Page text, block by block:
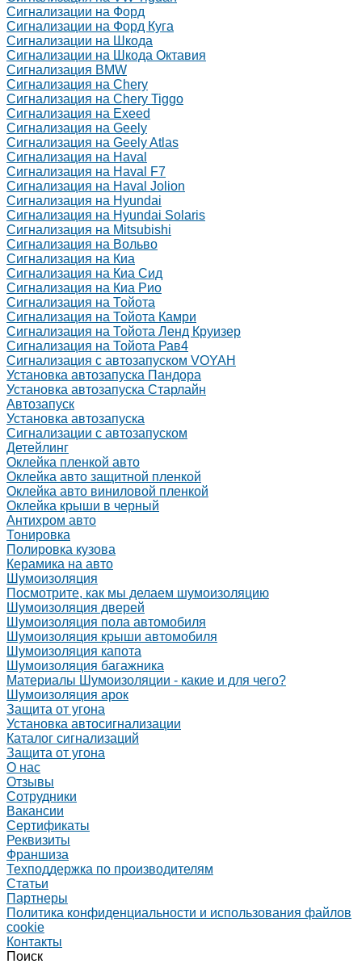
Сигнализации на Форд
Сигнализации на Форд Куга
Сигнализации на Шкода
Сигнализации на Шкода Октавия
Сигнализация BMW
Сигнализация на Chery
Сигнализация на Chery Tiggo
Сигнализация на Exeed
Сигнализация на Geely
Сигнализация на Geely Atlas
Сигнализация на Haval
Сигнализация на Haval F7
Сигнализация на Haval Jolion
Сигнализация на Hyundai
Сигнализация на Hyundai Solaris
Сигнализация на Mitsubishi
Сигнализация на Вольво
Сигнализация на Киа
Сигнализация на Киа Cид
Сигнализация на Киа Рио
Сигнализация на Тойота
Сигнализация на Тойота Камри
Сигнализация на Тойота Ленд Круизер
Сигнализация на Тойота Рав4
Сигнализация с автозапуском VOYAH
Установка автозапуска Пандора
Установка автозапуска Старлайн
Автозапуск
Установка автозапуска
Сигнализации с автозапуском
Детейлинг
Оклейка пленкой авто
Оклейка авто защитной пленкой
Оклейка авто виниловой пленкой
Оклейка крыши в черный
Антихром авто
Тонировка
Полировка кузова
Керамика на авто
Шумоизоляция
Посмотрите, как мы делаем шумоизоляцию
Шумоизоляция дверей
Шумоизоляция пола автомобиля
Шумоизоляция крыши автомобиля
Шумоизоляция капота
Шумоизоляция багажника
Материалы Шумоизоляции - какие и для чего?
Шумоизоляция арок
Защита от угона
Установка автосигнализации
Каталог сигнализаций
Защита от угона
О нас
Отзывы
Сотрудники
Вакансии
Сертификаты
Реквизиты
Франшиза
Техподдержка по производителям
Статьи
Партнеры
Политика конфиденциальности и использования файлов
cookie
Контакты
Поиск